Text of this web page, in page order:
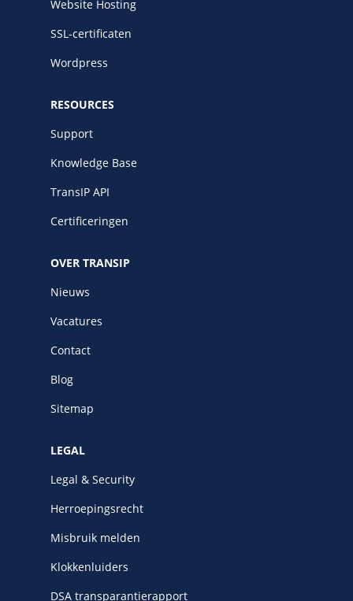
Website Hosting
SSL-certificaten
Wordpress
RESOURCES
Support
Knowledge Base
TransIP API
Certificeringen
OVER TRANSIP
Nieuws
Vacatures
Contact
Blog
Sitemap
LEGAL
Legal & Security
Herroepingsrecht
Misbruik melden
Klokkenluiders
DSA transparantierapport